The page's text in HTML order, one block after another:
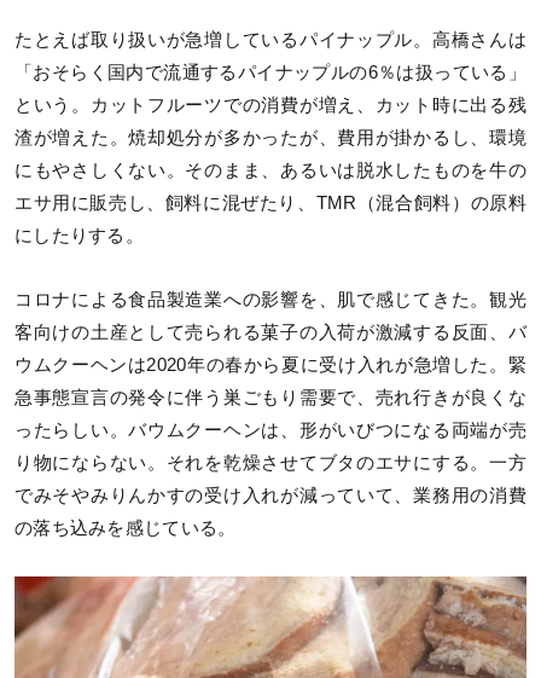
たとえば取り扱いが急増しているパイナップル。高橋さんは
「おそらく国内で流通するパイナップルの6％は扱っている」
という。カットフルーツでの消費が増え、カット時に出る残
渣が増えた。焼却処分が多かったが、費用が掛かるし、環境
にもやさしくない。そのまま、あるいは脱水したものを牛の
エサ用に販売し、飼料に混ぜたり、TMR（混合飼料）の原料
にしたりする。
コロナによる食品製造業への影響を、肌で感じてきた。観光
客向けの土産として売られる菓子の入荷が激減する反面、バ
ウムクーヘンは2020年の春から夏に受け入れが急増した。緊
急事態宣言の発令に伴う巣ごもり需要で、売れ行きが良くな
ったらしい。バウムクーヘンは、形がいびつになる両端が売
り物にならない。それを乾燥させてブタのエサにする。一方
でみそやみりんかすの受け入れが減っていて、業務用の消費
の落ち込みを感じている。